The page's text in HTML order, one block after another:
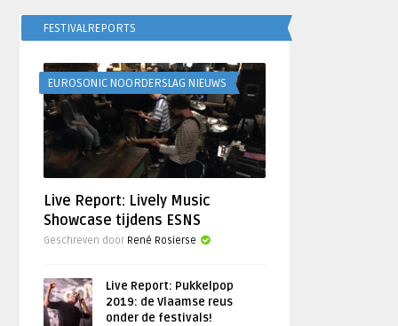
FESTIVALREPORTS
EUROSONIC NOORDERSLAG NIEUWS
Live Report: Lively Music
Showcase tijdens ESNS
Geschreven door René Rosierse
Live Report: Pukkelpop
2019: de Vlaamse reus
onder de festivals!